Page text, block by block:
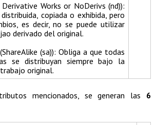
Works or NoDerivs (nd)):
copiada o exhibida, pero
es decir, no se puede utilizar
derivado del original.
(ShareAlike (sa)): Obliga a que todas
se distribuyan siempre bajo la
original.
mencionados, se generan las 6